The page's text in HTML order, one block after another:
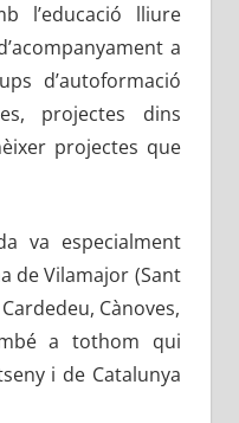
l’educació lliure
a
d’autoformació
projectes dins
projectes que
va especialment
de Vilamajor (Sant
Cànoves,
a tothom qui
i de Catalunya